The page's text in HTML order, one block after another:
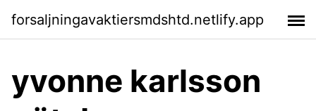
forsaljningavaktiersmdshtd.netlify.app
yvonne karlsson